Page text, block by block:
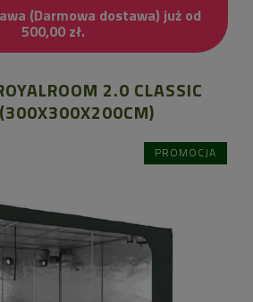
(Darmowa dostawa) już od
500,00 zł.
2.0 CLASSIC
PROMOCJA